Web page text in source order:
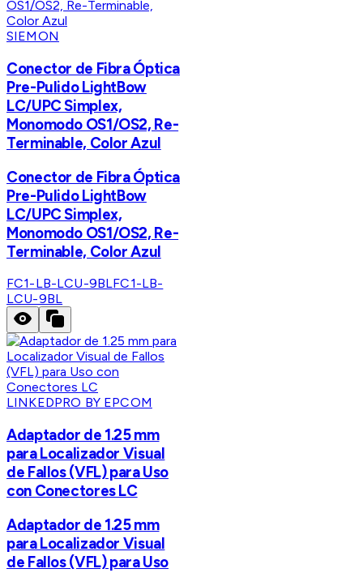
SIEMON
Conector de Fibra Óptica
Pre-Pulido LightBow
LC/UPC Simplex,
Monomodo OS1/OS2, Re-
Terminable, Color Azul
Conector de Fibra Óptica
Pre-Pulido LightBow
LC/UPC Simplex,
Monomodo OS1/OS2, Re-
Terminable, Color Azul
FC1-LB-LCU-9BLFC1-LB-
LCU-9BL
LINKEDPRO BY EPCOM
Adaptador de 1.25 mm
para Localizador Visual
de Fallos (VFL) para Uso
con Conectores LC
Adaptador de 1.25 mm
para Localizador Visual
de Fallos (VFL) para Uso